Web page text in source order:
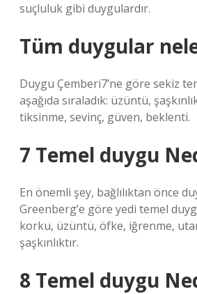
suçluluk gibi duygulardır.
Tüm duygular
Duygu Çemberi7’ne göre sekiz
aşağıda sıraladık: üzüntü,
tiksinme, sevinç, güven, beklenti.
7 Temel duygu
En önemli şey, bağlılıktan önce
Greenberg’e göre yedi temel
korku, üzüntü, öfke, iğrenme,
şaşkınlıktır.
8 Temel duygu